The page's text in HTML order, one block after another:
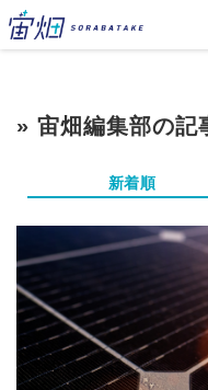
» 宙畑編集部の記
新着順